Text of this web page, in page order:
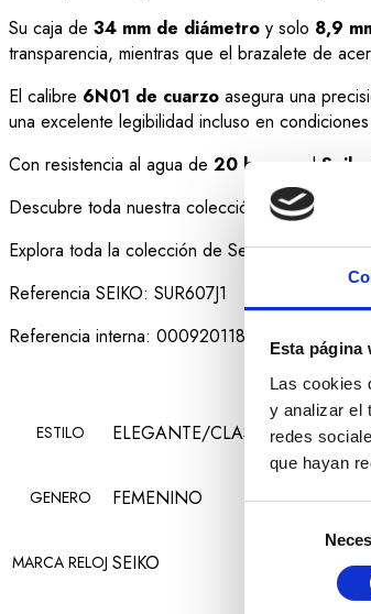
Esta página
Las cookies
y analizar el
redes
que hayan
consentimiento
Su caja de 34 mm de diámetro y solo 8,9
transparencia, mientras que el brazalete de
El calibre 6N01 de cuarzo asegura una
una excelente legibilidad incluso en
Con resistencia al agua de 20 bares, el
Descubre toda nuestra colección de relojes
Explora toda la colección de SeikoProspex
Referencia SEIKO: SUR607J1
Referencia interna: 000920118
ESTILO ELEGANTE/CLASICO
GENERO FEMENINO
MARCA RELOJ SEIKO